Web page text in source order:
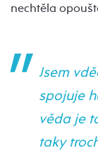
nechtěla
Jsem
spojuje
věda je
taky